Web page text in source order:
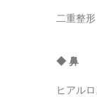
二重整
◆ 鼻
ヒアル